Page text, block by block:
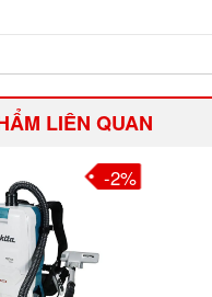
LIÊN QUAN
-2%